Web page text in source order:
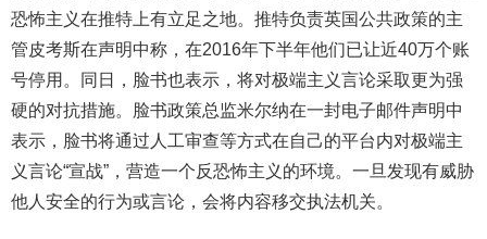
恐怖主义在推特上有立足之地。推特负责英国公共政策的主
管皮考斯在声明中称，在2016年下半年他们已让近40万个账
号停用。同日，脸书也表示，将对极端主义言论采取更为强
硬的对抗措施。脸书政策总监米尔纳在一封电子邮件声明中
表示，脸书将通过人工审查等方式在自己的平台内对极端主
义言论“宣战”，营造一个反恐怖主义的环境。一旦发现有威胁
他人安全的行为或言论，会将内容移交执法机关。